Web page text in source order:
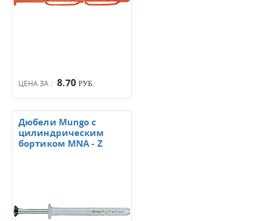
ЦЕНА ЗА : 8.70 РУБ.
Дюбели Mungo с
цилиндрическим
бортиком MNA - Z